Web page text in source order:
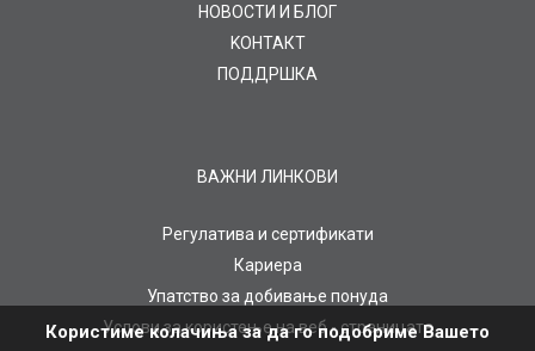
НОВОСТИ И БЛОГ
KOНТАКТ
ПОДДРШКА
ВАЖНИ ЛИНКОВИ
Регулатива и сертификати
Кариера
Упатство за добивање понуда
Услови за користење на веб - страницата
Користиме колачиња за да го подобриме Вашето